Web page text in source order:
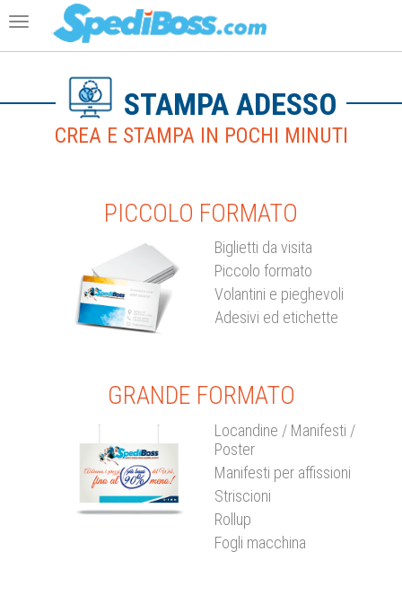
Toggle navigation
STAMPA ADESSO
CREA E STAMPA IN POCHI MINUTI
PICCOLO FORMATO
Biglietti da visita
Piccolo formato
Volantini e pieghevoli
Adesivi ed etichette
GRANDE FORMATO
Locandine / Manifesti /
Poster
Manifesti per affissioni
Striscioni
Rollup
Fogli macchina